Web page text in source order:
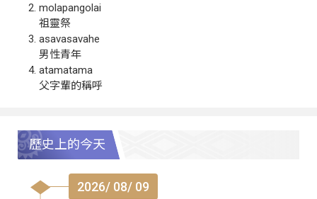
molapangolai
祖靈祭
asavasavahe
男性青年
atamatama
父字輩的稱呼
歷史上的今天
2026/ 08/ 09